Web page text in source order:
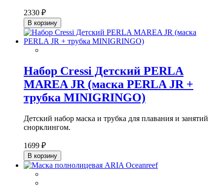
2330 ₽
В корзину
Набор Cressi Детский PERLA
MAREA JR (маска PERLA JR +
трубка MINIGRINGO)
Детский набор маска и трубка для плавания и занятий
снорклингом.
1699 ₽
В корзину